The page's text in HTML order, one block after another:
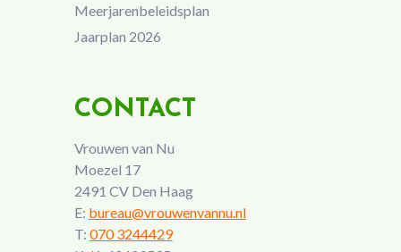
Meerjarenbeleidsplan
Jaarplan 2026
CONTACT
Vrouwen van Nu
Moezel 17
2491 CV Den Haag
E: bureau@vrouwenvannu.nl
T: 070 3244429